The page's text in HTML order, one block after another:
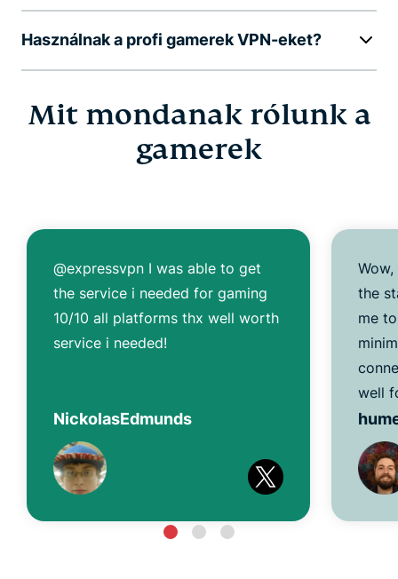
Használnak a profi gamerek VPN-eket?
Mit mondanak rólunk a
gamerek
@expressvpn I was able to get
the service i needed for gaming
10/10 all platforms thx well worth
service i needed!
NickolasEdmunds
the
me
well